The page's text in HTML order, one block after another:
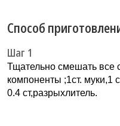
Способ
Шаг 1
Тщательно смешать все
компоненты ;1ст. муки,1
0.4 ст,разрыхлитель.